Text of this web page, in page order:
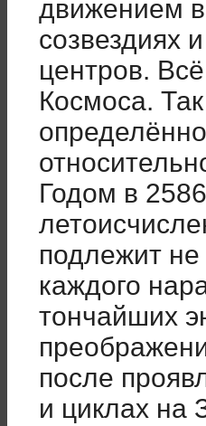
движением
созвездиях
центров.
Космоса.
Годом в
подлежит
каждого
тончайших
после
и циклах на